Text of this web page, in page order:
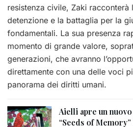
resistenza civile, Zaki racconterà
detenzione e la battaglia per la
fondamentali. La sua presenza
momento di grande valore,
generazioni, che avranno
direttamente con una delle voci
panorama dei diritti umani.
Aielli apre un
“Seeds of